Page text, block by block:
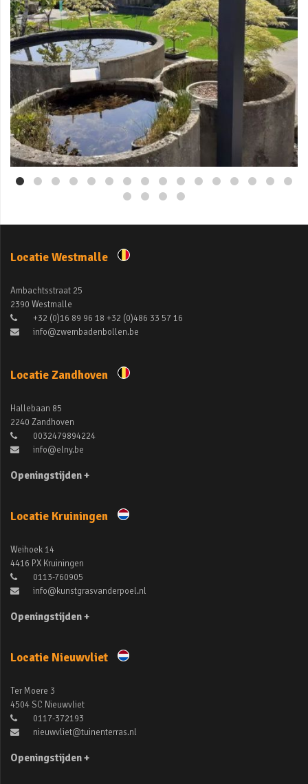
Mei 3
Locatie Westmalle
Ambachtsstraat 25
2390 Westmalle
+32 (0)16 89 96 18 +32 (0)486 33 57 16
info@zwembadenbollen.be
Locatie Zandhoven
Hallebaan 85
2240 Zandhoven
0032479894224
info@elny.be
Openingstijden +
Locatie Kruiningen
Weihoek 14
4416 PX Kruiningen
0113-760905
info@kunstgrasvanderpoel.nl
Openingstijden +
Locatie Nieuwvliet
Ter Moere 3
4504 SC Nieuwvliet
0117-372193
nieuwvliet@tuinenterras.nl
Openingstijden +